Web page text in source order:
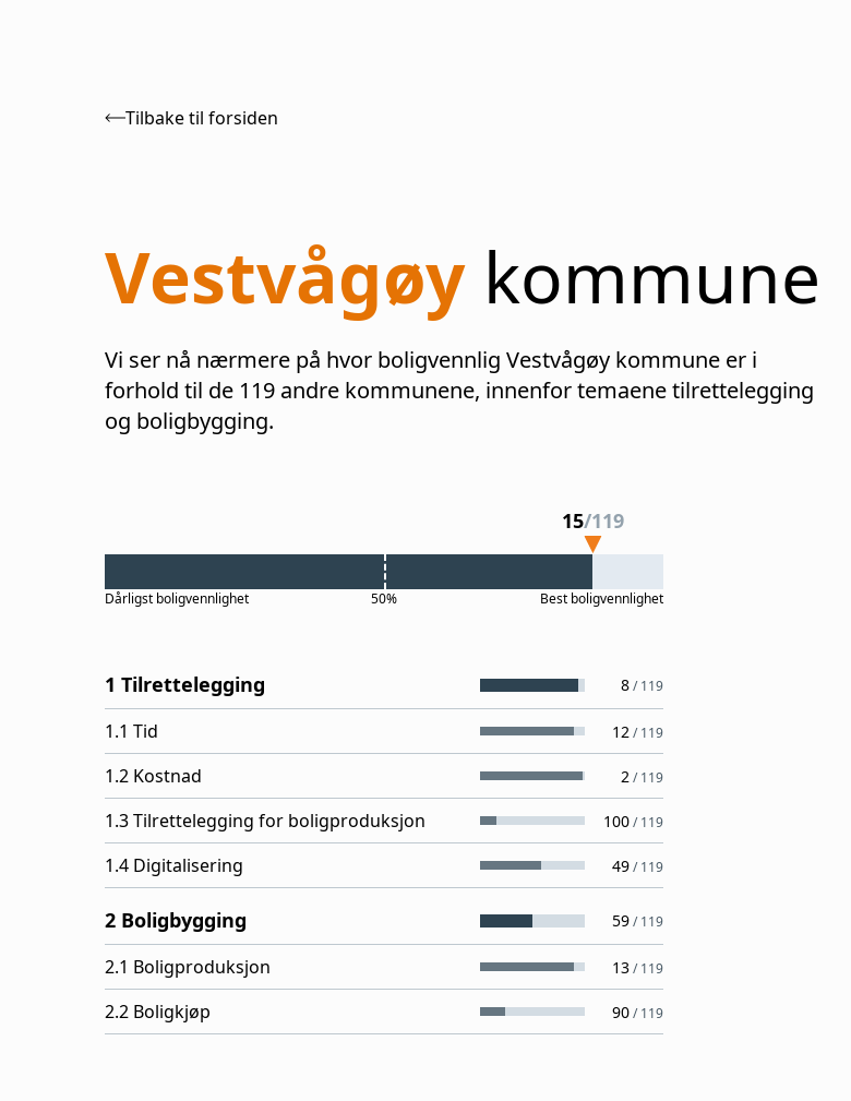
Tilbake til forsiden
Vestvågøykommune
Vi ser nå nærmere på hvor boligvennlig Vestvågøy kommune er i
forhold til de 119 andre kommunene, innenfor temaene tilrettelegging
og boligbygging.
15/119
Dårligst boligvennlighet 50% Best boligvennlighet
1 Tilrettelegging 8/119
1.1 Tid 12 /119
1.2 Kostnad 2 /119
1.3 Tilrettelegging for boligproduksjon 100/119
1.4 Digitalisering 49/119
2 Boligbygging 59/119
2.1 Boligproduksjon 13/119
2.2 Boligkjøp 90/119